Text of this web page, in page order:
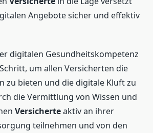
Angebote sicher und effektiv
digitalen Gesundheitskompetenz
um allen Versicherten die
zu bieten und die digitale Kluft zu
die Vermittlung von Wissen und
Versicherteaktiv an ihrer
teilnehmen und von den